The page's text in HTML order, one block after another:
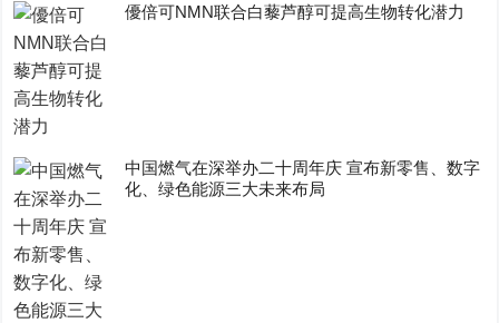
優倍可NMN联合白藜芦醇可提高生物转化潜力
中国燃气在深举办二十周年庆 宣布新零售、数字
化、绿色能源三大未来布局